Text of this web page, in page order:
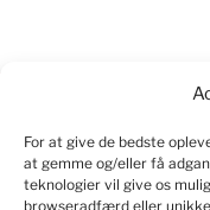
For at give de bedste
at gemme og/eller få
teknologier vil give os
browseradfærd eller
KONSTRUERET I
Kontaktwebmaster